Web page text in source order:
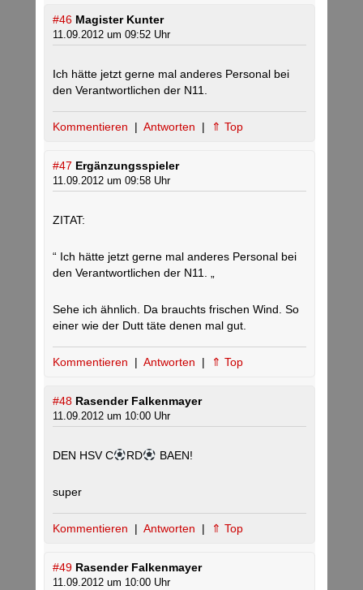
#46 Magister Kunter
11.09.2012 um 09:52 Uhr
Ich hätte jetzt gerne mal anderes Personal bei
den Verantwortlichen der N11.
Kommentieren | Antworten | ⇑ Top
#47 Ergänzungsspieler
11.09.2012 um 09:58 Uhr
ZITAT:
“ Ich hätte jetzt gerne mal anderes Personal bei
den Verantwortlichen der N11. „
Sehe ich ähnlich. Da brauchts frischen Wind. So
einer wie der Dutt täte denen mal gut.
Kommentieren | Antworten | ⇑ Top
#48 Rasender Falkenmayer
11.09.2012 um 10:00 Uhr
DEN HSV C RD BAEN!
super
Kommentieren | Antworten | ⇑ Top
#49 Rasender Falkenmayer
11.09.2012 um 10:00 Uhr